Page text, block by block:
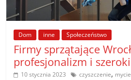
Dom inne Społeczeństwo
Firmy sprzątające
profesjonalizm i
10 stycznia 2023 czyszczenie, mycie